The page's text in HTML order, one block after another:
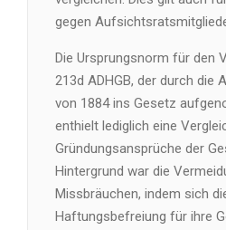
gegen
Die Ursprungsnorm für den
213d ADHGB, der durch die
von 1884 ins Gesetz
enthielt lediglich eine
Gründungsansprüche der
Hintergrund war die
Missbräuchen, indem sich
Haftungsbefreiung für ihre